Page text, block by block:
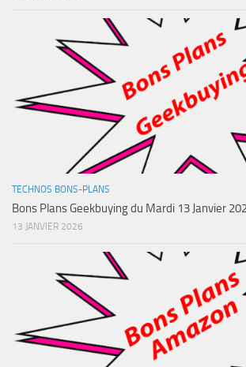
TECHNOS BONS-PLANS
Bons Plans Geekbuying du Mardi 13 Janvier
13 JANVIER 2026